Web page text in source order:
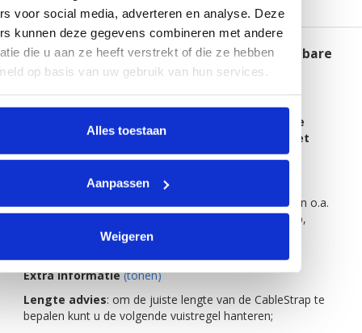
voor social media, adverteren en analyse. Deze
kunnen deze gegevens combineren met andere
die u aan ze heeft verstrekt of die ze hebben
op basis van uw gebruik van hun services.
Alles toestaan
Aanpassen
Weigeren
Informatie Reviews (0)
CableStrap professionele flexibele hersluitbare
klittenband kabelbinder
ZWART (voor andere
kleuren (vanaf 100 stuks) en/of CableStraps met
eigen logo (vanaf 250 stuks): neem geheel
Professionele klittenband kabelbinder zoals gebruikt in o.a.
de AV Sector. De Cablestrap is voorzien van een gesp,
waardoor u de verbinding stevig kunt aantrekken en
Extra informatie(tonen)
Lengte advies: om de juiste lengte van de CableStrap te
bepalen kunt u de volgende vuistregel hanteren;